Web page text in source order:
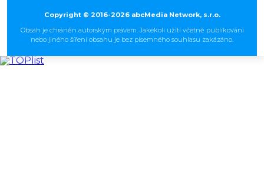
Copyright © 2016-2026 abcMedia Network, s.r.o.
Obsah je chráněn autorským právem. Jakékoli užití včetně publikování
nebo jiného šíření obsahu je bez písemného souhlasu zakázáno.